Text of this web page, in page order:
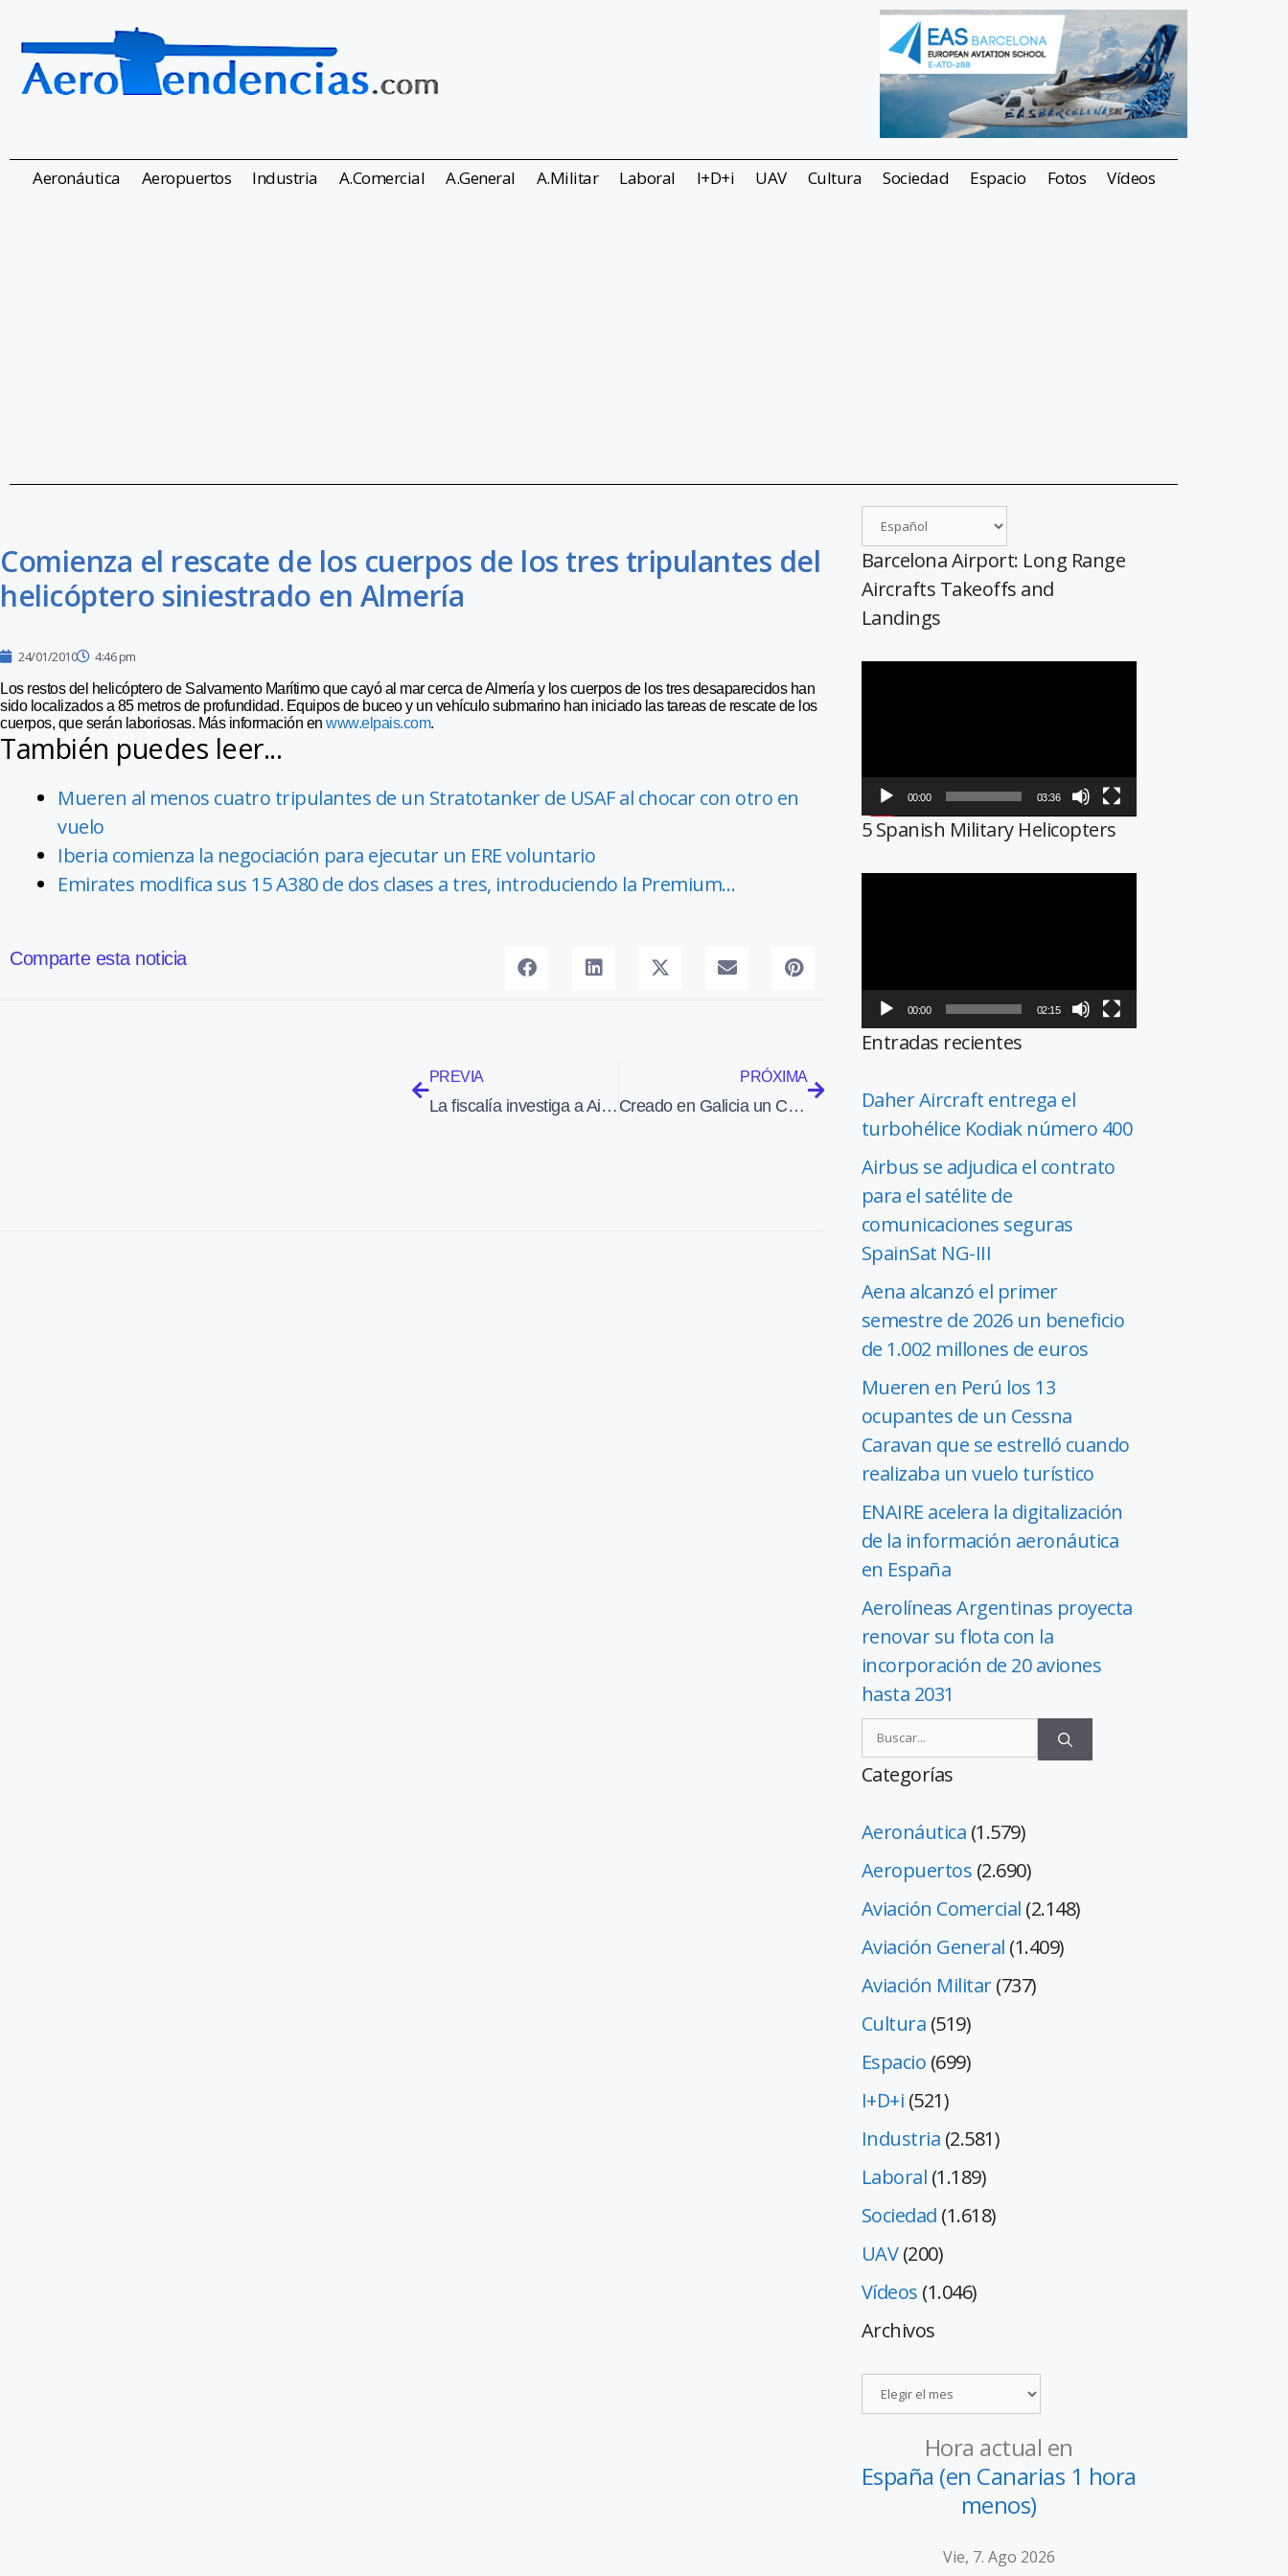
Aeronáutica Aeropuertos Industria A.Comercial A.General A.Militar Laboral I+D+i UAV Cultura Sociedad Espacio Fotos Vídeos
Comienza el rescate de los cuerpos de los tres tripulantes del
helicóptero siniestrado en Almería
24/01/2010 4:46 pm
Los restos del helicóptero de Salvamento Marítimo que cayó al mar cerca de Almería y los cuerpos de los tres desaparecidos han
sido localizados a 85 metros de profundidad. Equipos de buceo y un vehículo submarino han iniciado las tareas de rescate de los
cuerpos, que serán laboriosas. Más información en www.elpais.com.
También puedes leer...
Mueren al menos cuatro tripulantes de un Stratotanker de USAF al chocar con otro en
vuelo
Iberia comienza la negociación para ejecutar un ERE voluntario
Emirates modifica sus 15 A380 de dos clases a tres, introduciendo la Premium…
Comparte esta noticia
PREVIA
La fiscalía investiga a Air Comet por posible «conducta defraudatoria»
PRÓXIMA
Creado en Galicia un Comité de Desarrollo de Rutas para los aeropuertos de la comunidad
Barcelona Airport: Long Range
Aircrafts Takeoffs and
Landings
00:00 03:36
5 Spanish Military Helicopters
00:00 02:15
Entradas recientes
Daher Aircraft entrega el
turbohélice Kodiak número 400
Airbus se adjudica el contrato
para el satélite de
comunicaciones seguras
SpainSat NG-III
Aena alcanzó el primer
semestre de 2026 un beneficio
de 1.002 millones de euros
Mueren en Perú los 13
ocupantes de un Cessna
Caravan que se estrelló cuando
realizaba un vuelo turístico
ENAIRE acelera la digitalización
de la información aeronáutica
en España
Aerolíneas Argentinas proyecta
renovar su flota con la
incorporación de 20 aviones
hasta 2031
Categorías
Aeronáutica (1.579)
Aeropuertos (2.690)
Aviación Comercial (2.148)
Aviación General (1.409)
Aviación Militar(737)
Cultura (519)
Espacio (699)
I+D+i (521)
Industria (2.581)
Laboral (1.189)
Sociedad (1.618)
UAV(200)
Vídeos (1.046)
Archivos
Hora actual en
España (en Canarias 1 hora
menos)